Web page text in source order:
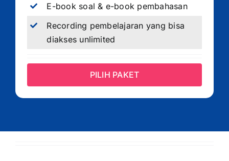
E-book soal & e-book pembahasan
Recording pembelajaran yang bisa
diakses unlimited
PILIH PAKET